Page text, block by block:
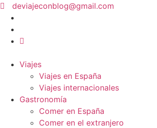
Ir
contenido
deviajeconblog@gmail.com
Viajes
Viajes en España
Viajes internacionales
Gastronomía
Comer en España
Comer en el extranjero